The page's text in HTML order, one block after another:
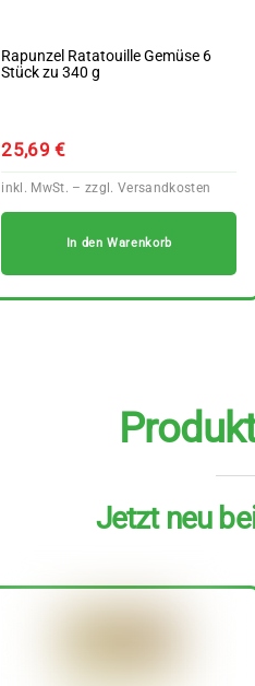
Rapunzel Ratatouille Gemüse 6
Stück zu 340 g
25,69€
In den Warenkorb
Jetzt neu